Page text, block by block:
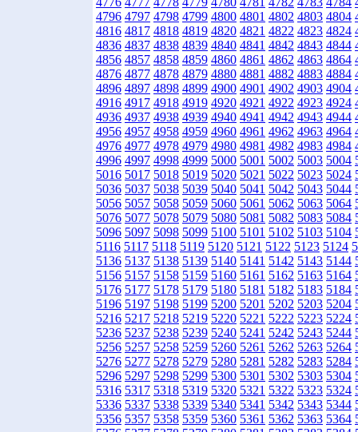
4796 4797 4798 4799 4800 4801 4802 4803 4804
4816 4817 4818 4819 4820 4821 4822 4823 4824
4836 4837 4838 4839 4840 4841 4842 4843 4844
4856 4857 4858 4859 4860 4861 4862 4863 4864
4876 4877 4878 4879 4880 4881 4882 4883 4884
4896 4897 4898 4899 4900 4901 4902 4903 4904
4916 4917 4918 4919 4920 4921 4922 4923 4924
4936 4937 4938 4939 4940 4941 4942 4943 4944
4956 4957 4958 4959 4960 4961 4962 4963 4964
4976 4977 4978 4979 4980 4981 4982 4983 4984
4996 4997 4998 4999 5000 5001 5002 5003 5004
5016 5017 5018 5019 5020 5021 5022 5023 5024
5036 5037 5038 5039 5040 5041 5042 5043 5044
5056 5057 5058 5059 5060 5061 5062 5063 5064
5076 5077 5078 5079 5080 5081 5082 5083 5084
5096 5097 5098 5099 5100 5101 5102 5103 5104
5116 5117 5118 5119 5120 5121 5122 5123 5124
5136 5137 5138 5139 5140 5141 5142 5143 5144
5156 5157 5158 5159 5160 5161 5162 5163 5164
5176 5177 5178 5179 5180 5181 5182 5183 5184
5196 5197 5198 5199 5200 5201 5202 5203 5204
5216 5217 5218 5219 5220 5221 5222 5223 5224
5236 5237 5238 5239 5240 5241 5242 5243 5244
5256 5257 5258 5259 5260 5261 5262 5263 5264
5276 5277 5278 5279 5280 5281 5282 5283 5284
5296 5297 5298 5299 5300 5301 5302 5303 5304
5316 5317 5318 5319 5320 5321 5322 5323 5324
5336 5337 5338 5339 5340 5341 5342 5343 5344
5356 5357 5358 5359 5360 5361 5362 5363 5364